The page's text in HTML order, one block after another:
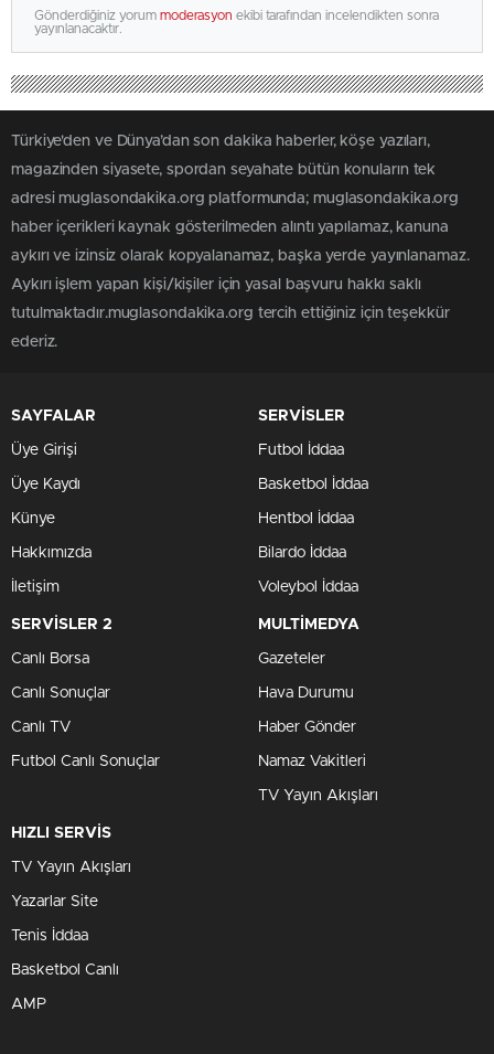
Gönderdiğiniz yorum moderasyon ekibi tarafından incelendikten sonra
yayınlanacaktır.
Türkiye'den ve Dünya’dan son dakika haberler, köşe yazıları,
magazinden siyasete, spordan seyahate bütün konuların tek
adresi muglasondakika.org platformunda; muglasondakika.org
haber içerikleri kaynak gösterilmeden alıntı yapılamaz, kanuna
aykırı ve izinsiz olarak kopyalanamaz, başka yerde yayınlanamaz.
Aykırı işlem yapan kişi/kişiler için yasal başvuru hakkı saklı
tutulmaktadır.muglasondakika.org tercih ettiğiniz için teşekkür
ederiz.
SAYFALAR
Üye Girişi
Üye Kaydı
Künye
Hakkımızda
İletişim
SERVİSLER
Futbol İddaa
Basketbol İddaa
Hentbol İddaa
Bilardo İddaa
Voleybol İddaa
SERVİSLER 2
Canlı Borsa
Canlı Sonuçlar
Canlı TV
Futbol Canlı Sonuçlar
MULTİMEDYA
Gazeteler
Hava Durumu
Haber Gönder
Namaz Vakitleri
TV Yayın Akışları
HIZLI SERVİS
TV Yayın Akışları
Yazarlar Site
Tenis İddaa
Basketbol Canlı
AMP